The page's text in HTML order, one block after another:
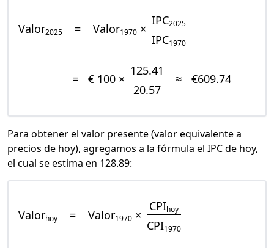
Valor2025 = Valor1970 ×
IPC2025
IPC1970
= € 100 ×
125.41
20.57
≈ €609.74
Para obtener el valor presente (valor equivalente a
precios de hoy), agregamos a la fórmula el IPC de hoy,
el cual se estima en 128.89:
Valorhoy = Valor1970 ×
CPIhoy
CPI1970